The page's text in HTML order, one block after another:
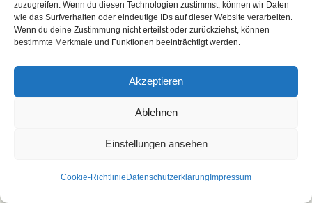
zuzugreifen. Wenn du diesen Technologien zustimmst, können wir Daten
wie das Surfverhalten oder eindeutige IDs auf dieser Website verarbeiten.
Wenn du deine Zustimmung nicht erteilst oder zurückziehst, können
bestimmte Merkmale und Funktionen beeinträchtigt werden.
Akzeptieren
Ablehnen
Einstellungen ansehen
Cookie-RichtlinieDatenschutzerklärungImpressum
völlig schleierhaft, was er vorhatte. Er trug die
Farbe in kleinen Flecken kreuz und quer auf die
ganze Platte bedeckt war. Eigentlich war es
streng verboten, dass ein Lehrer uns bei der
Herstellung der Platten half, und so war auch
wie sich sein Kollege gerade über die Regeln
Schau, die Platte ist jetzt schon trocken, aber